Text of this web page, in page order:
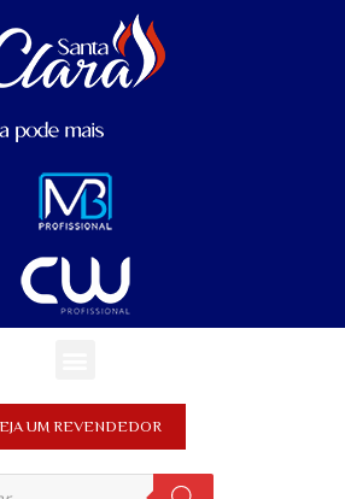
UM REVENDEDOR